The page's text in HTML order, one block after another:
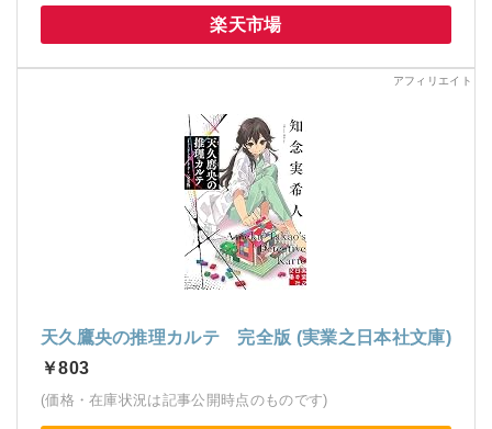
楽天市場
天久鷹央の推理カルテ 完全版 (実業之日本社文庫)
￥803
(価格・在庫状況は記事公開時点のものです)